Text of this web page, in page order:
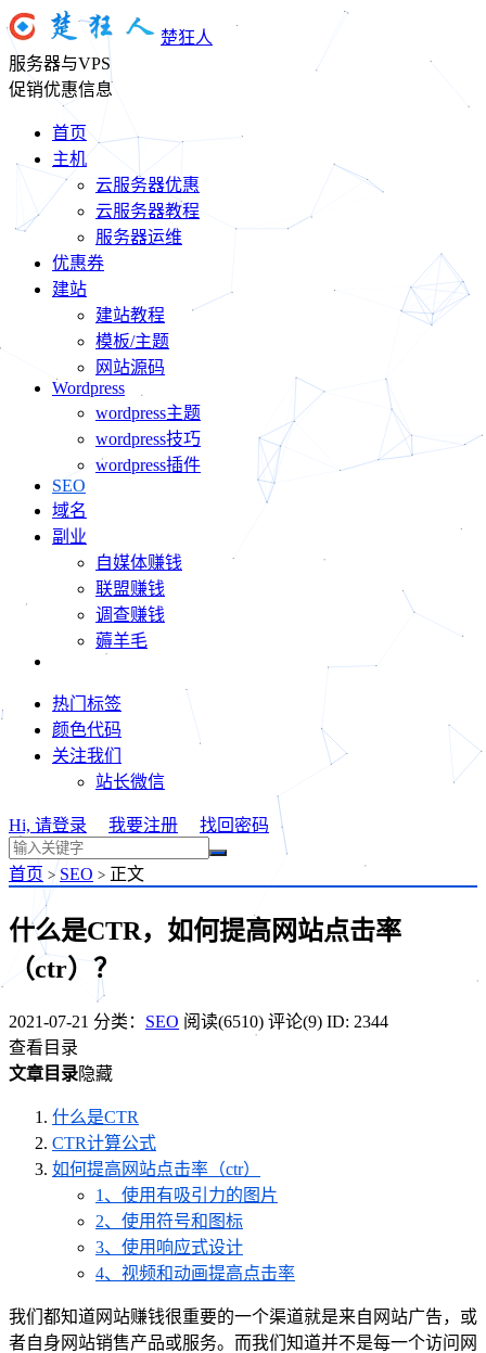
楚狂人
服务器与VPS
促销优惠信息
首页
主机
云服务器优惠
云服务器教程
服务器运维
优惠券
建站
建站教程
模板/主题
网站源码
Wordpress
wordpress主题
wordpress技巧
wordpress插件
SEO
域名
副业
自媒体赚钱
联盟赚钱
调查赚钱
薅羊毛
热门标签
颜色代码
关注我们
站长微信
Hi, 请登录 我要注册 找回密码
首页 > SEO > 正文
什么是CTR，如何提高网站点击率
（ctr）？
2021-07-21 分类： SEO 阅读(6510) 评论(9) ID: 2344
查看目录
文章目录隐藏
什么是CTR
CTR计算公式
如何提高网站点击率（ctr）
1、使用有吸引力的图片
2、使用符号和图标
3、使用响应式设计
4、视频和动画提高点击率
我们都知道网站赚钱很重要的一个渠道就是来自网站广告，或
者自身网站销售产品或服务。而我们知道并不是每一个访问网